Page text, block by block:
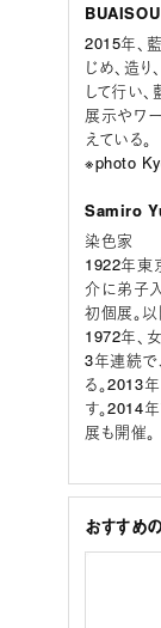
BUAISOU
2015年、
じめ、造
して行い
展示やワ
えている。
※photo
Samiro
染色家
1922年東
介に弟子
初個展。
1972年、
3年連続
る。2013
す。2014
展も開催。
おすすめ